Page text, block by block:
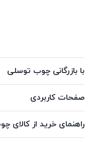
با بازرگانی چوب توسلی
صفحات کاربردی
راهنمای خرید از کالای